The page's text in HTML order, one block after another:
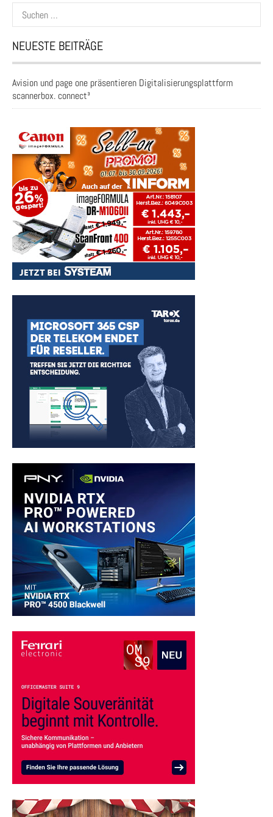
Suchen
nach:
NEUESTE BEITRÄGE
Avision und page one präsentieren Digitalisierungsplattform
scannerbox. connect³